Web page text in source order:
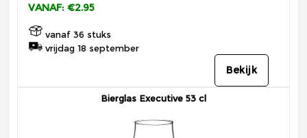
VANAF: €2.95
vanaf 36 stuks
vrijdag 18 september
Bekijk
Bierglas Executive 53 cl